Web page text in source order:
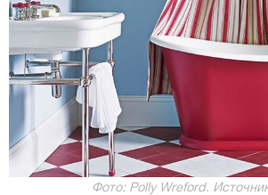
Фото: Polly Wreford.